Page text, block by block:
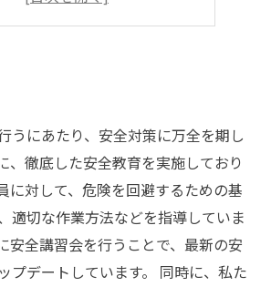
うにあたり、安全対策に万全を期し
、徹底した安全教育を実施しており
に対して、危険を回避するための基
適切な作業方法などを指導していま
安全講習会を行うことで、最新の安
プデートしています。 同時に、私た